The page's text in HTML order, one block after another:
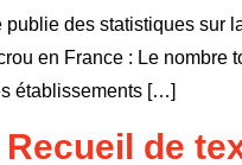
des statistiques
en France : Le nombre
établissements […]
de